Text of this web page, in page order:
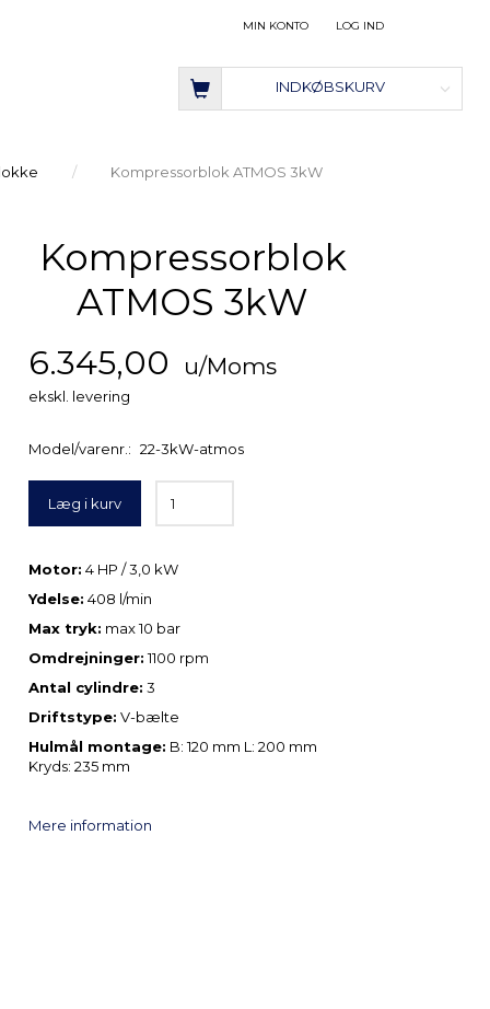
LOG IND
MIN KONTO
INDKØBSKURV
Kompressorblok ATMOS 3kW
Kompressorblok
ATMOS 3kW
6.345,00 u/Moms
ekskl. levering
Model/varenr.: 22-3kW-atmos
Læg i kurv
Motor: 4 HP / 3,0 kW
Ydelse: 408 l/min
Max tryk: max 10 bar
Omdrejninger:1100 rpm
Antal cylindre: 3
Driftstype: V-bælte
Hulmål montage: B: 120 mm L: 200 mm
Kryds: 235 mm
Mere information